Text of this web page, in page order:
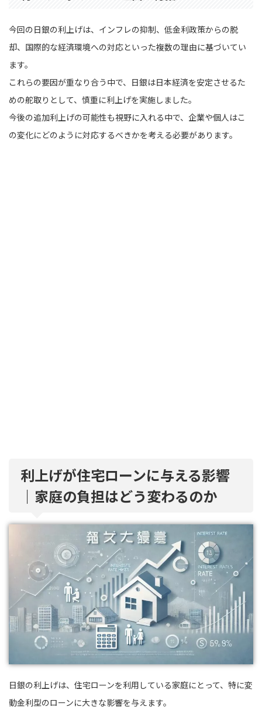
今回の日銀の利上げは、インフレの抑制、低金利政策からの脱
却、国際的な経済環境への対応といった複数の理由に基づいてい
ます。
これらの要因が重なり合う中で、日銀は日本経済を安定させるた
めの舵取りとして、慎重に利上げを実施しました。
今後の追加利上げの可能性も視野に入れる中で、企業や個人はこ
の変化にどのように対応するべきかを考える必要があります。
利上げが住宅ローンに与える影響
｜家庭の負担はどう変わるのか
日銀の利上げは、住宅ローンを利用している家庭にとって、特に変
動金利型のローンに大きな影響を与えます。